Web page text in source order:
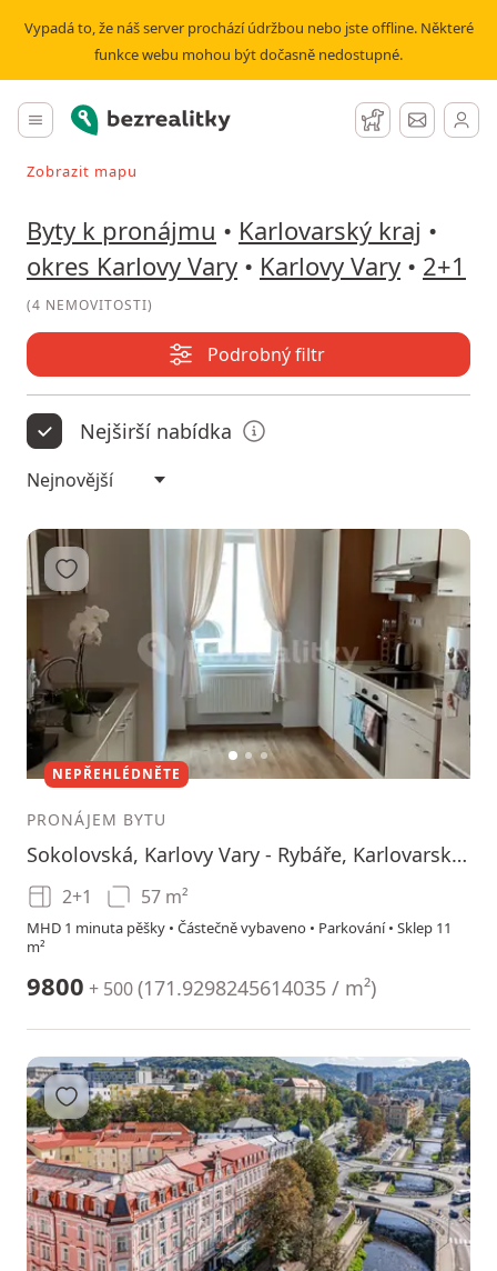
Vypadá to, že náš server prochází údržbou nebo jste offline. Některé
funkce webu mohou být dočasně nedostupné.
Hlavní menu
Bezrealitky Hlídací pes
Zprávy
Vyhledávat při pohybu v mapě
Zobrazit mapu
Byty k pronájmu • Karlovarský kraj •
okres Karlovy Vary • Karlovy Vary • 2+1
(4 NEMOVITOSTI)
Podrobný filtr
Nejširší nabídka
12 3
Přidat do oblíbených
NEPŘEHLÉDNĚTE
PRONÁJEM BYTU
Sokolovská, Karlovy Vary - Rybáře, Karlovarský kraj
2+1 57 m²
MHD 1 minuta pěšky • Částečně vybaveno • Parkování • Sklep 11
m²
9800 + 500(171.9298245614035 / m²)
Přidat do oblíbených